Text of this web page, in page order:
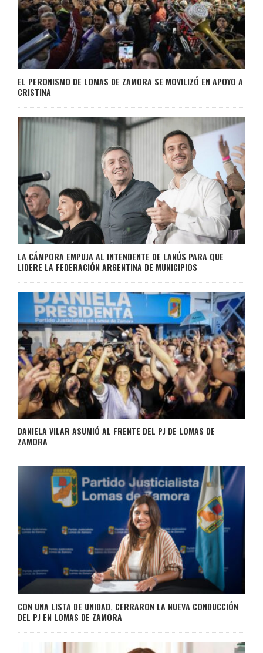
EL PERONISMO DE LOMAS DE ZAMORA SE MOVILIZÓ EN APOYO A
CRISTINA
LA CÁMPORA EMPUJA AL INTENDENTE DE LANÚS PARA QUE
LIDERE LA FEDERACIÓN ARGENTINA DE MUNICIPIOS
DANIELA VILAR ASUMIÓ AL FRENTE DEL PJ DE LOMAS DE
ZAMORA
CON UNA LISTA DE UNIDAD, CERRARON LA NUEVA CONDUCCIÓN
DEL PJ EN LOMAS DE ZAMORA